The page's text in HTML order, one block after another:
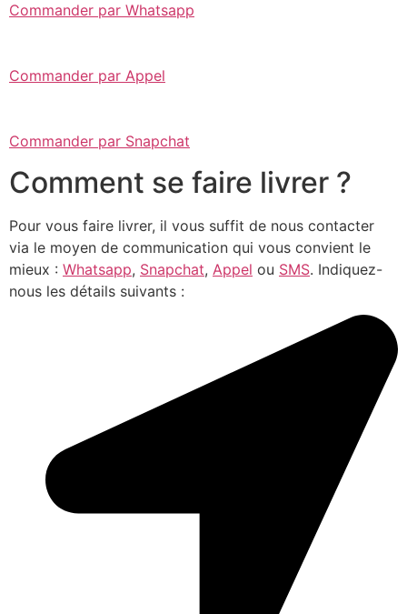
Commander par Whatsapp
Commander par Appel
Commander par Snapchat
Comment se faire livrer ?
Pour vous faire livrer, il vous suffit de nous contacter
via le moyen de communication qui vous convient le
mieux : Whatsapp, Snapchat, Appel ou SMS. Indiquez-
nous les détails suivants :